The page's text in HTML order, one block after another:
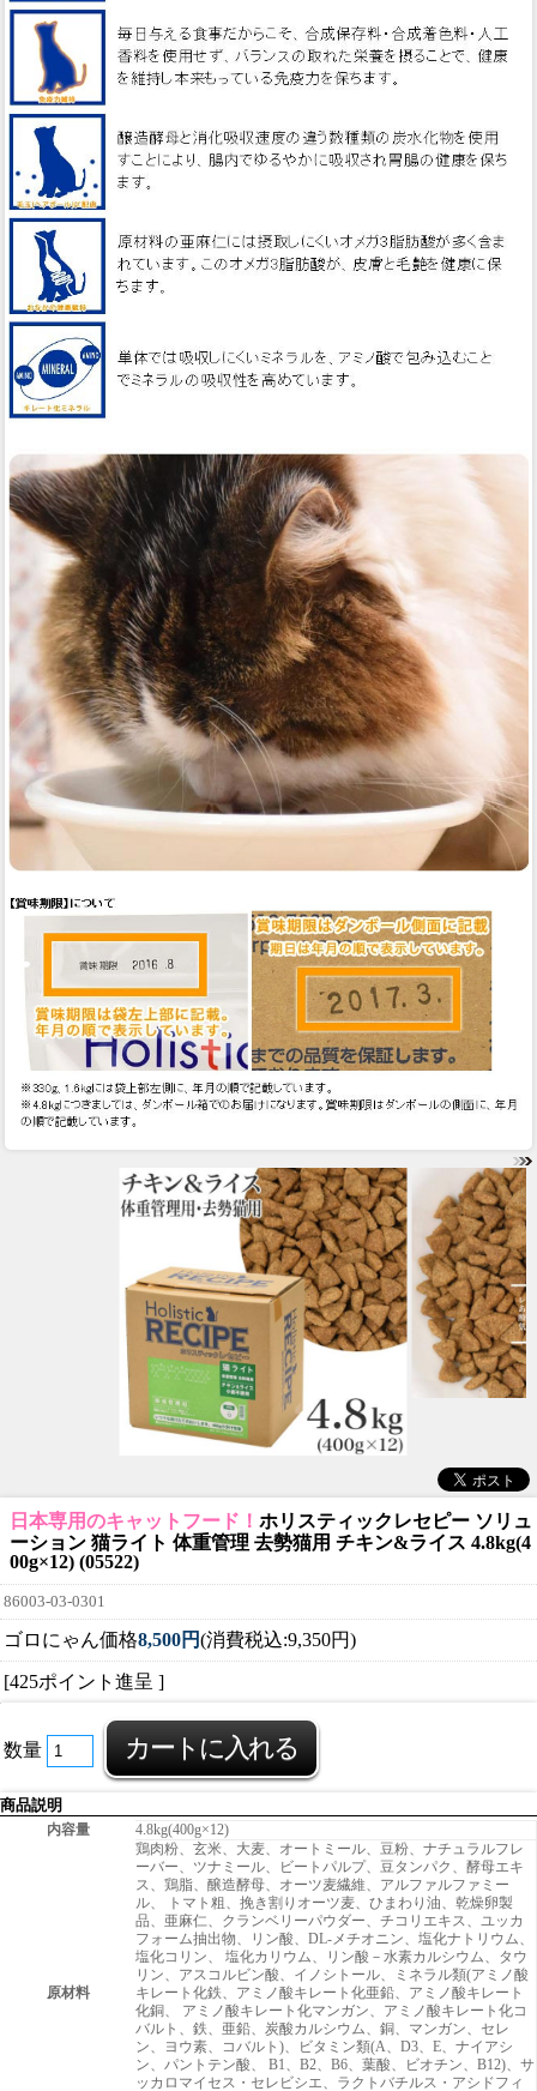
日本専用のキャットフード！ ホリスティックレセピー ソリュ
ーション 猫ライト 体重管理 去勢猫用 チキン&ライス 4.8kg(4
00g×12) (05522)
86003-03-0301
ゴロにゃん価格8,500円(消費税込:9,350円)
[425ポイント進呈 ]
数量
商品説明
内容量
4.8kg(400g×12)
原材料
鶏肉粉、玄米、大麦、オートミール、豆粉、ナチュラルフレ
ーバー、ツナミール、ビートパルプ、豆タンパク、酵母エキ
ス、鶏脂、醸造酵母、オーツ麦繊維、アルファルファミー
ル、 トマト粗、挽き割りオーツ麦、ひまわり油、乾燥卵製
品、亜麻仁、クランベリーパウダー、チコリエキス、ユッカ
フォーム抽出物、リン酸、DL-メチオニン、塩化ナトリウム、
塩化コリン、 塩化カリウム、リン酸－水素カルシウム、タウ
リン、アスコルビン酸、イノシトール、ミネラル類(アミノ酸
キレート化鉄、アミノ酸キレート化亜鉛、アミノ酸キレート
化銅、 アミノ酸キレート化マンガン、アミノ酸キレート化コ
バルト、鉄、亜鉛、炭酸カルシウム、銅、マンガン、セレ
ン、ヨウ素、コバルト)、ビタミン類(A、D3、E、ナイアシ
ン、パントテン酸、 B1、B2、B6、葉酸、ビオチン、B12)、サ
ッカロマイセス・セレビシエ、ラクトバチルス・アシドフィ